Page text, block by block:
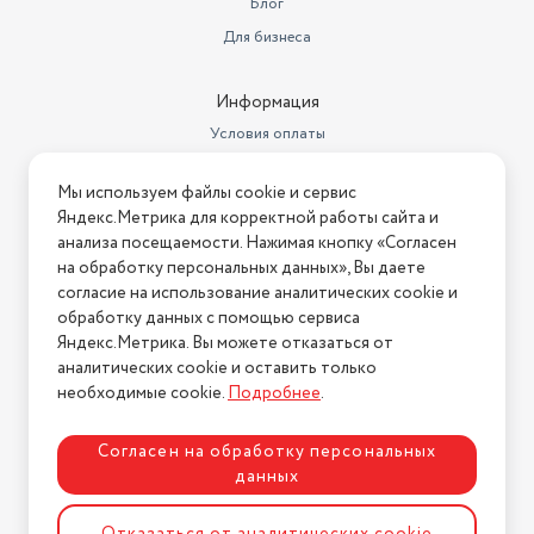
Для бизнеса
Информация
Условия оплаты
Условия возврата
Нашли ошибку на сайте? Напишите нам
2026 © Интернет-магазин "АстМаркет". У нас есть всё!
Политика конфиденциальности
Разработка сайтаASTDESIGN
Мы используем файлы cookie и сервис
Яндекс.Метрика для корректной работы сайта и
анализа посещаемости. Нажимая кнопку «Согласен
на обработку персональных данных», Вы даете
согласие на использование аналитических cookie и
обработку данных с помощью сервиса
Яндекс.Метрика. Вы можете отказаться от
аналитических cookie и оставить только
необходимые cookie.Подробнее.
Согласен на обработку персональных
данных